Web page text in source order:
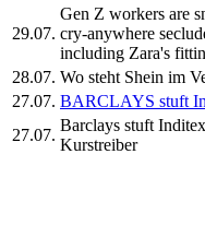
29.07.
Gen Z workers are
cry-anywhere
including Zara's
28.07. Wo steht Shein im
27.07. BARCLAYS stuft
27.07.
Barclays stuft
Kurstreiber